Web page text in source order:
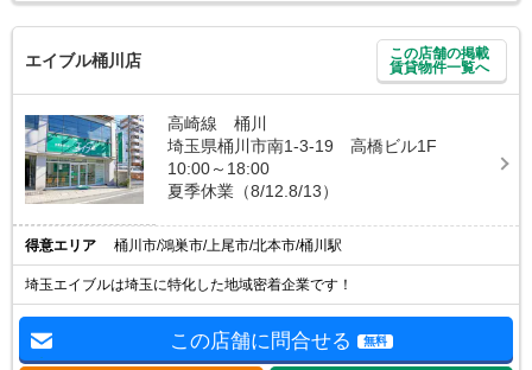
エイブル桶川店
この店舗の掲載
賃貸物件一覧へ
高崎線 桶川
埼玉県桶川市南1-3-19 高橋ビル1F
10:00～18:00
夏季休業（8/12.8/13）
得意エリア 桶川市/鴻巣市/上尾市/北本市/桶川駅
埼玉エイブルは埼玉に特化した地域密着企業です！
この店舗に問合せる 無料